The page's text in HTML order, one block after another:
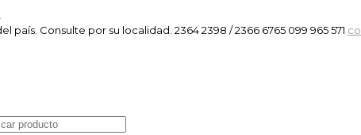
país. Consulte por su localidad. 2364 2398 / 2366 6765 099 965 571